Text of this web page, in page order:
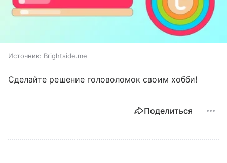
Источник: Brightside.me
Сделайте решение головоломок своим хобби!
Поделиться